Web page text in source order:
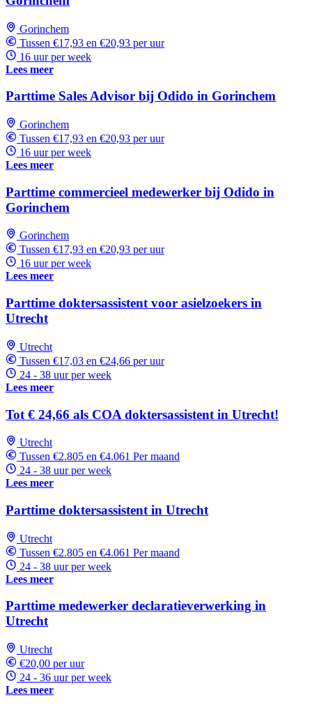
Gorinchem
Tussen €17,93 en €20,93 per uur
16 uur per week
Lees meer
Parttime Sales Advisor bij Odido in Gorinchem
Gorinchem
Tussen €17,93 en €20,93 per uur
16 uur per week
Lees meer
Parttime commercieel medewerker bij Odido in
Gorinchem
Gorinchem
Tussen €17,93 en €20,93 per uur
16 uur per week
Lees meer
Parttime doktersassistent voor asielzoekers in
Utrecht
Utrecht
Tussen €17,03 en €24,66 per uur
24 - 38 uur per week
Lees meer
Tot € 24,66 als COA doktersassistent in Utrecht!
Utrecht
Tussen €2.805 en €4.061 Per maand
24 - 38 uur per week
Lees meer
Parttime doktersassistent in Utrecht
Utrecht
Tussen €2.805 en €4.061 Per maand
24 - 38 uur per week
Lees meer
Parttime medewerker declaratieverwerking in
Utrecht
Utrecht
€20,00 per uur
24 - 36 uur per week
Lees meer